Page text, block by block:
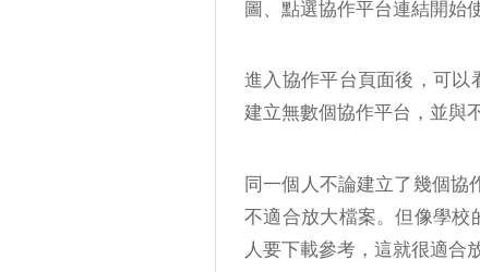
圖、點選協作平台連結開始
進入協作平台頁面後，可以
建立無數個協作平台，並與
同一個人不論建立了幾個協
不適合放大檔案。但像學校
人要下載參考，這就很適合